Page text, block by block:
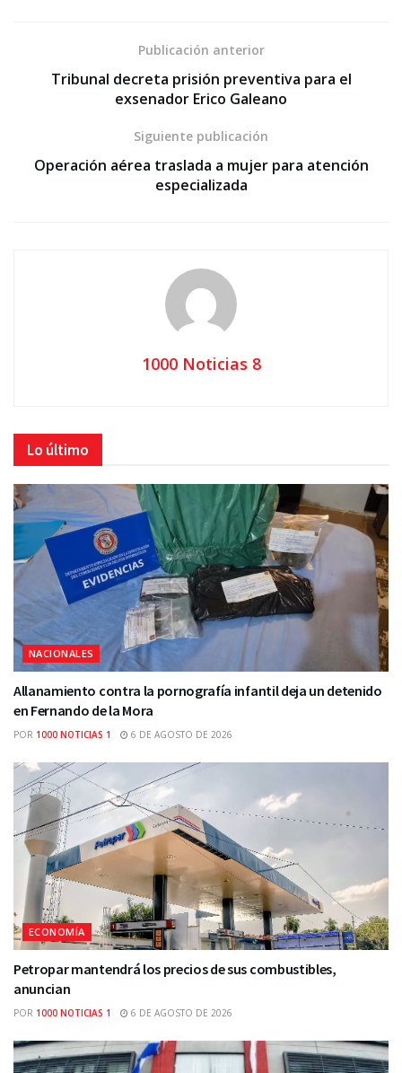
Publicación anterior
Tribunal decreta prisión preventiva para el
exsenador Erico Galeano
Siguiente publicación
Operación aérea traslada a mujer para atención
especializada
1000 Noticias 8
Lo último
NACIONALES
Allanamiento contra la pornografía infantil deja un detenido
en Fernando de la Mora
POR 1000 NOTICIAS 1 6 DE AGOSTO DE 2026
ECONOMÍA
Petropar mantendrá los precios de sus combustibles,
anuncian
POR 1000 NOTICIAS 1 6 DE AGOSTO DE 2026